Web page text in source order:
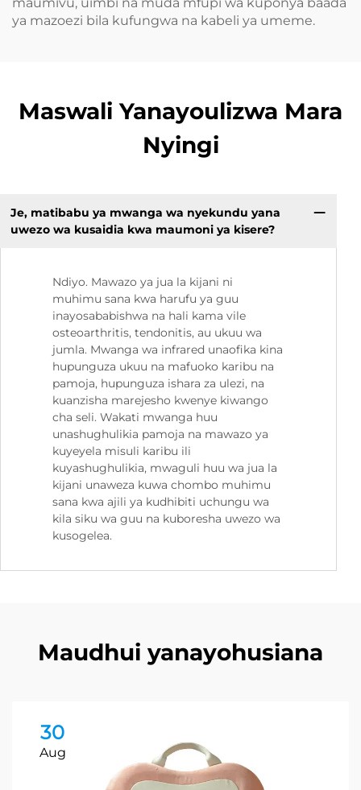
ya mazoezi bila kufungwa na kabeli ya umeme.
Maswali Yanayoulizwa Mara
Nyingi
Je, matibabu ya mwanga wa nyekundu yana
uwezo wa kusaidia kwa maumoni ya kisere?
Ndiyo. Mawazo ya jua la kijani ni
muhimu sana kwa harufu ya guu
inayosababishwa na hali kama vile
osteoarthritis, tendonitis, au ukuu wa
jumla. Mwanga wa infrared unaofika kina
hupunguza ukuu na mafuoko karibu na
pamoja, hupunguza ishara za ulezi, na
kuanzisha marejesho kwenye kiwango
cha seli. Wakati mwanga huu
unashughulikia pamoja na mawazo ya
kuyeyela misuli karibu ili
kuyashughulikia, mwaguli huu wa jua la
kijani unaweza kuwa chombo muhimu
sana kwa ajili ya kudhibiti uchungu wa
kila siku wa guu na kuboresha uwezo wa
kusogelea.
Maudhui yanayohusiana
30
Aug